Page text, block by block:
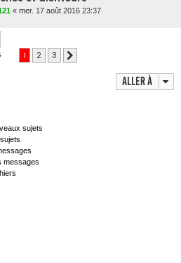
« mer. 17 août 2016 23:37
1 2 3
Aller à
sujets
messages